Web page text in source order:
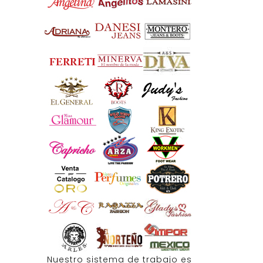
Nuestro sistema de trabajo es